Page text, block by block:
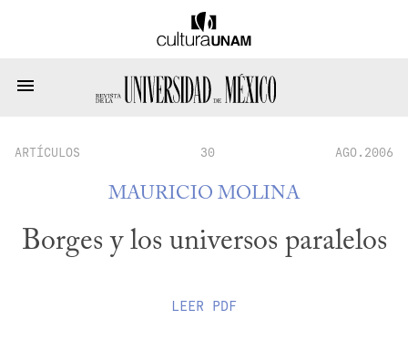
ARTÍCULOS 30 AGO.2006
MAURICIO MOLINA
Borges y los universos paralelos
LEER PDF